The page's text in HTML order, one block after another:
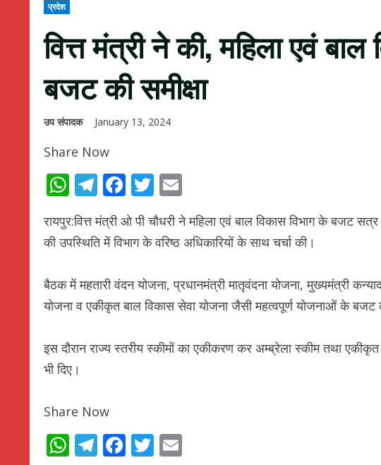
प्रदेश
वित्त मंत्री ने की, महिला एवं
बजट की समीक्षा
उप संपादक January 13, 2024
Share Now
WhatsApp
Telegram
Facebook
Twitter
रायपुर:वित्त मंत्री ओ पी चौधरी ने महिला एवं बाल विकास विभाग के बजट
की उपस्थिति में विभाग के वरिष्ठ अधिकारियों के साथ चर्चा की।
बैठक में महतारी वंदन योजना, प्रधानमंत्री मातृवंदना योजना, मुख्यमंत्री
योजना व एकीकृत बाल विकास सेवा योजना जैसी महत्वपूर्ण योजनाओं के बजट
इस दौरान राज्य स्तरीय स्कीमों का एकीकरण कर अम्ब्रेला स्कीम तथा
भी दिए।
Share Now
WhatsApp
Telegram
Facebook
Twitter